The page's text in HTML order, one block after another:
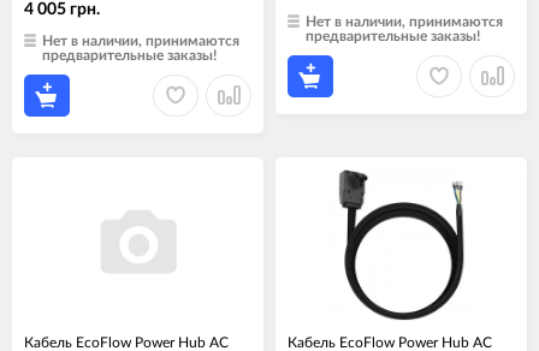
4 005 грн.
Нет в наличии, принимаются
предварительные заказы!
Нет в наличии, принимаются
предварительные заказы!
Кабель EcoFlow Power Hub AC
Кабель EcoFlow Power Hub AC